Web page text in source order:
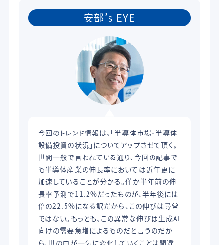
安部’s EYE
今回のトレンド情報は、「半導体市場・半導体
設備投資の状況」についてアップさせて頂く。
世間一般で言われている通り、今回の記事で
も半導体産業の伸長率においては近年更に
加速していることが分かる。僅か半年前の伸
長率予測で11.2%だったものが、半年後には
倍の22.5%になる訳だから、この伸びは尋常
ではない。もっとも、この異常な伸びは生成AI
向けの需要急増によるものだと言うのだか
ら、世の中が一気に変化していくことは間違